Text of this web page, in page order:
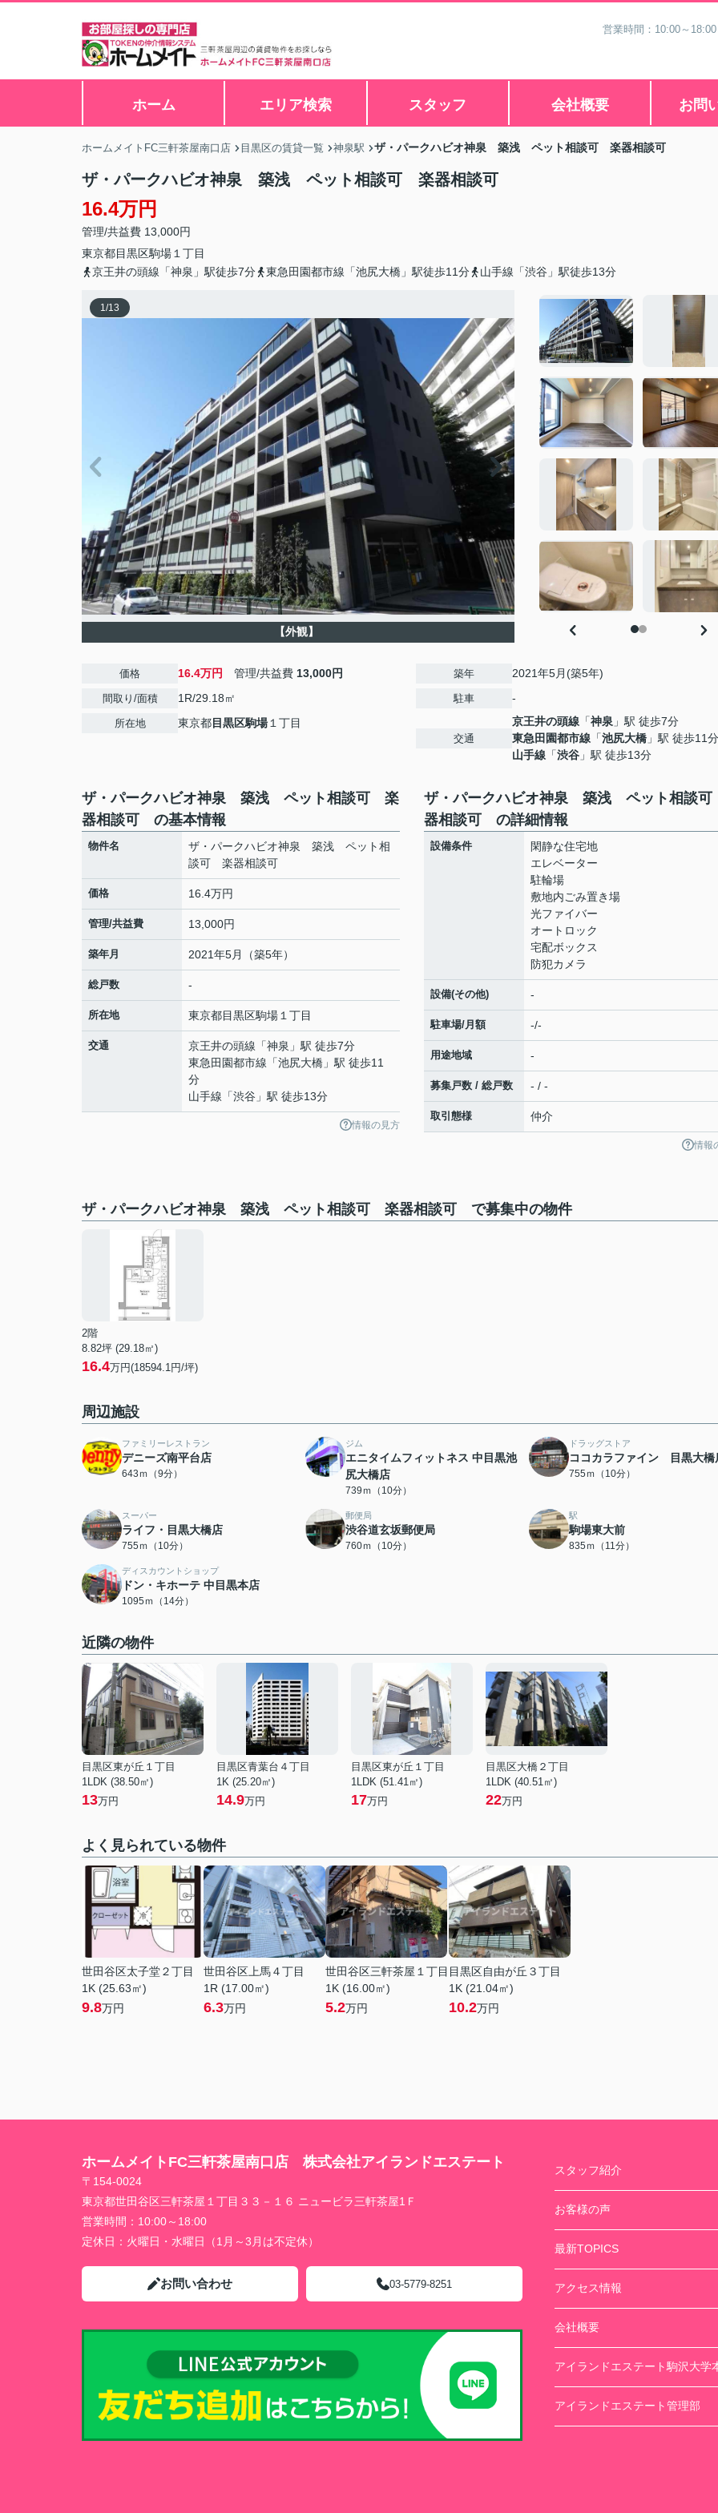
営業時間：10:00～
ホーム エリア検索 スタッフ 会社概要 お問
ホームメイトFC三軒茶屋南口店 目黒区の賃貸一覧 神泉駅 ザ・パークハビオ神泉 築浅 ペット相談可 楽器相談可
ザ・パークハビオ神泉 築浅 ペット相談可 楽器相談可
16.4万円
管理/共益費 13,000円
東京都目黒区駒場 １丁目
京王井の頭線「神泉」駅徒歩7分
東急田園都市線「池尻大橋」駅徒歩11分 山手線「渋谷」駅徒歩13分
1/13
【外観】
価格 16.4万円 管理/共益費 13,000円
間取り/面積 1R/29.18㎡
所在地 東京都目黒区駒場１丁目
築年 2021年5月(築5年)
駐車 -
交通
京王井の頭線 「神泉 」駅 徒歩7分
東急田園都市線 「池尻大橋 」駅 徒歩11分
山手線 「渋谷 」駅 徒歩13分
ザ・パークハビオ神泉 築浅 ペット相談可 楽
器相談可 の基本情報
物件名
ザ・パークハビオ神泉 築浅 ペット相
談可 楽器相談可
価格 16.4万円
管理/共益費 13,000円
築年月 2021年5月（築5年）
総戸数 -
所在地 東京都目黒区駒場 １丁目
交通 京王井の頭線 「神泉 」駅 徒歩7分
東急田園都市線 「池尻大橋 」駅 徒歩11
分
山手線 「渋谷 」駅 徒歩13分
情報の見方
ザ・パークハビオ神泉 築浅 ペット相談
器相談可 の詳細情報
設備条件
閑静な住宅地
エレベーター
駐輪場
敷地内ごみ置き場
光ファイバー
オートロック
宅配ボックス
防犯カメラ
設備(その他) -
駐車場/月額 -/-
用途地域 -
募集戸数 / 総戸数 - / -
取引態様 仲介
情報
ザ・パークハビオ神泉 築浅 ペット相談可 楽器相談可 で募集中の物件
2階
8.82坪 (29.18㎡)
16.4万円(18594.1円/坪)
周辺施設
ファミリーレストラン
デニーズ南平台店
643ｍ（9分）
ジム
エニタイムフィットネス 中目黒池
尻大橋店
739ｍ（10分）
ドラッグストア
ココカラファイン 目黒大橋
755ｍ（10分）
スーパー
ライフ・目黒大橋店
755ｍ（10分）
郵便局
渋谷道玄坂郵便局
760ｍ（10分）
駅
駒場東大前
835ｍ（11分）
ディスカウントショップ
ドン・キホーテ 中目黒本店
1095ｍ（14分）
近隣の物件
目黒区東が丘１丁目
1LDK (38.50㎡)
13万円
目黒区青葉台４丁目
1K (25.20㎡)
14.9万円
目黒区東が丘１丁目
1LDK (51.41㎡)
17万円
目黒区大橋２丁目
1LDK (40.51㎡)
22万円
よく見られている物件
世田谷区太子堂２丁目
1K (25.63㎡)
9.8万円
世田谷区上馬４丁目
1R (17.00㎡)
6.3万円
世田谷区三軒茶屋１丁目
1K (16.00㎡)
5.2万円
目黒区自由が丘３丁目
1K (21.04㎡)
10.2万円
ホームメイトFC三軒茶屋南口店 株式会社アイランドエステート
〒154-0024
東京都世田谷区三軒茶屋１丁目３３－１６ ニュービラ三軒茶屋1Ｆ
営業時間： 10:00～18:00
定休日： 火曜日・水曜日（1月～3月は不定休）
お問い合わせ 03-5779-8251
スタッフ紹介
お客様の声
最新TOPICS
アクセス情報
会社概要
アイランドエステート駒沢大学
アイランドエステート管理部